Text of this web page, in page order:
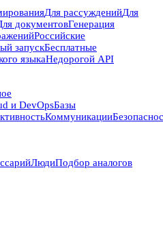
Для рассужденийДля
документовГенерация
Российские
запускБесплатные
языкаНедорогой API
и DevOpsБазы
Коммуникации
ЛюдиПодбор аналогов